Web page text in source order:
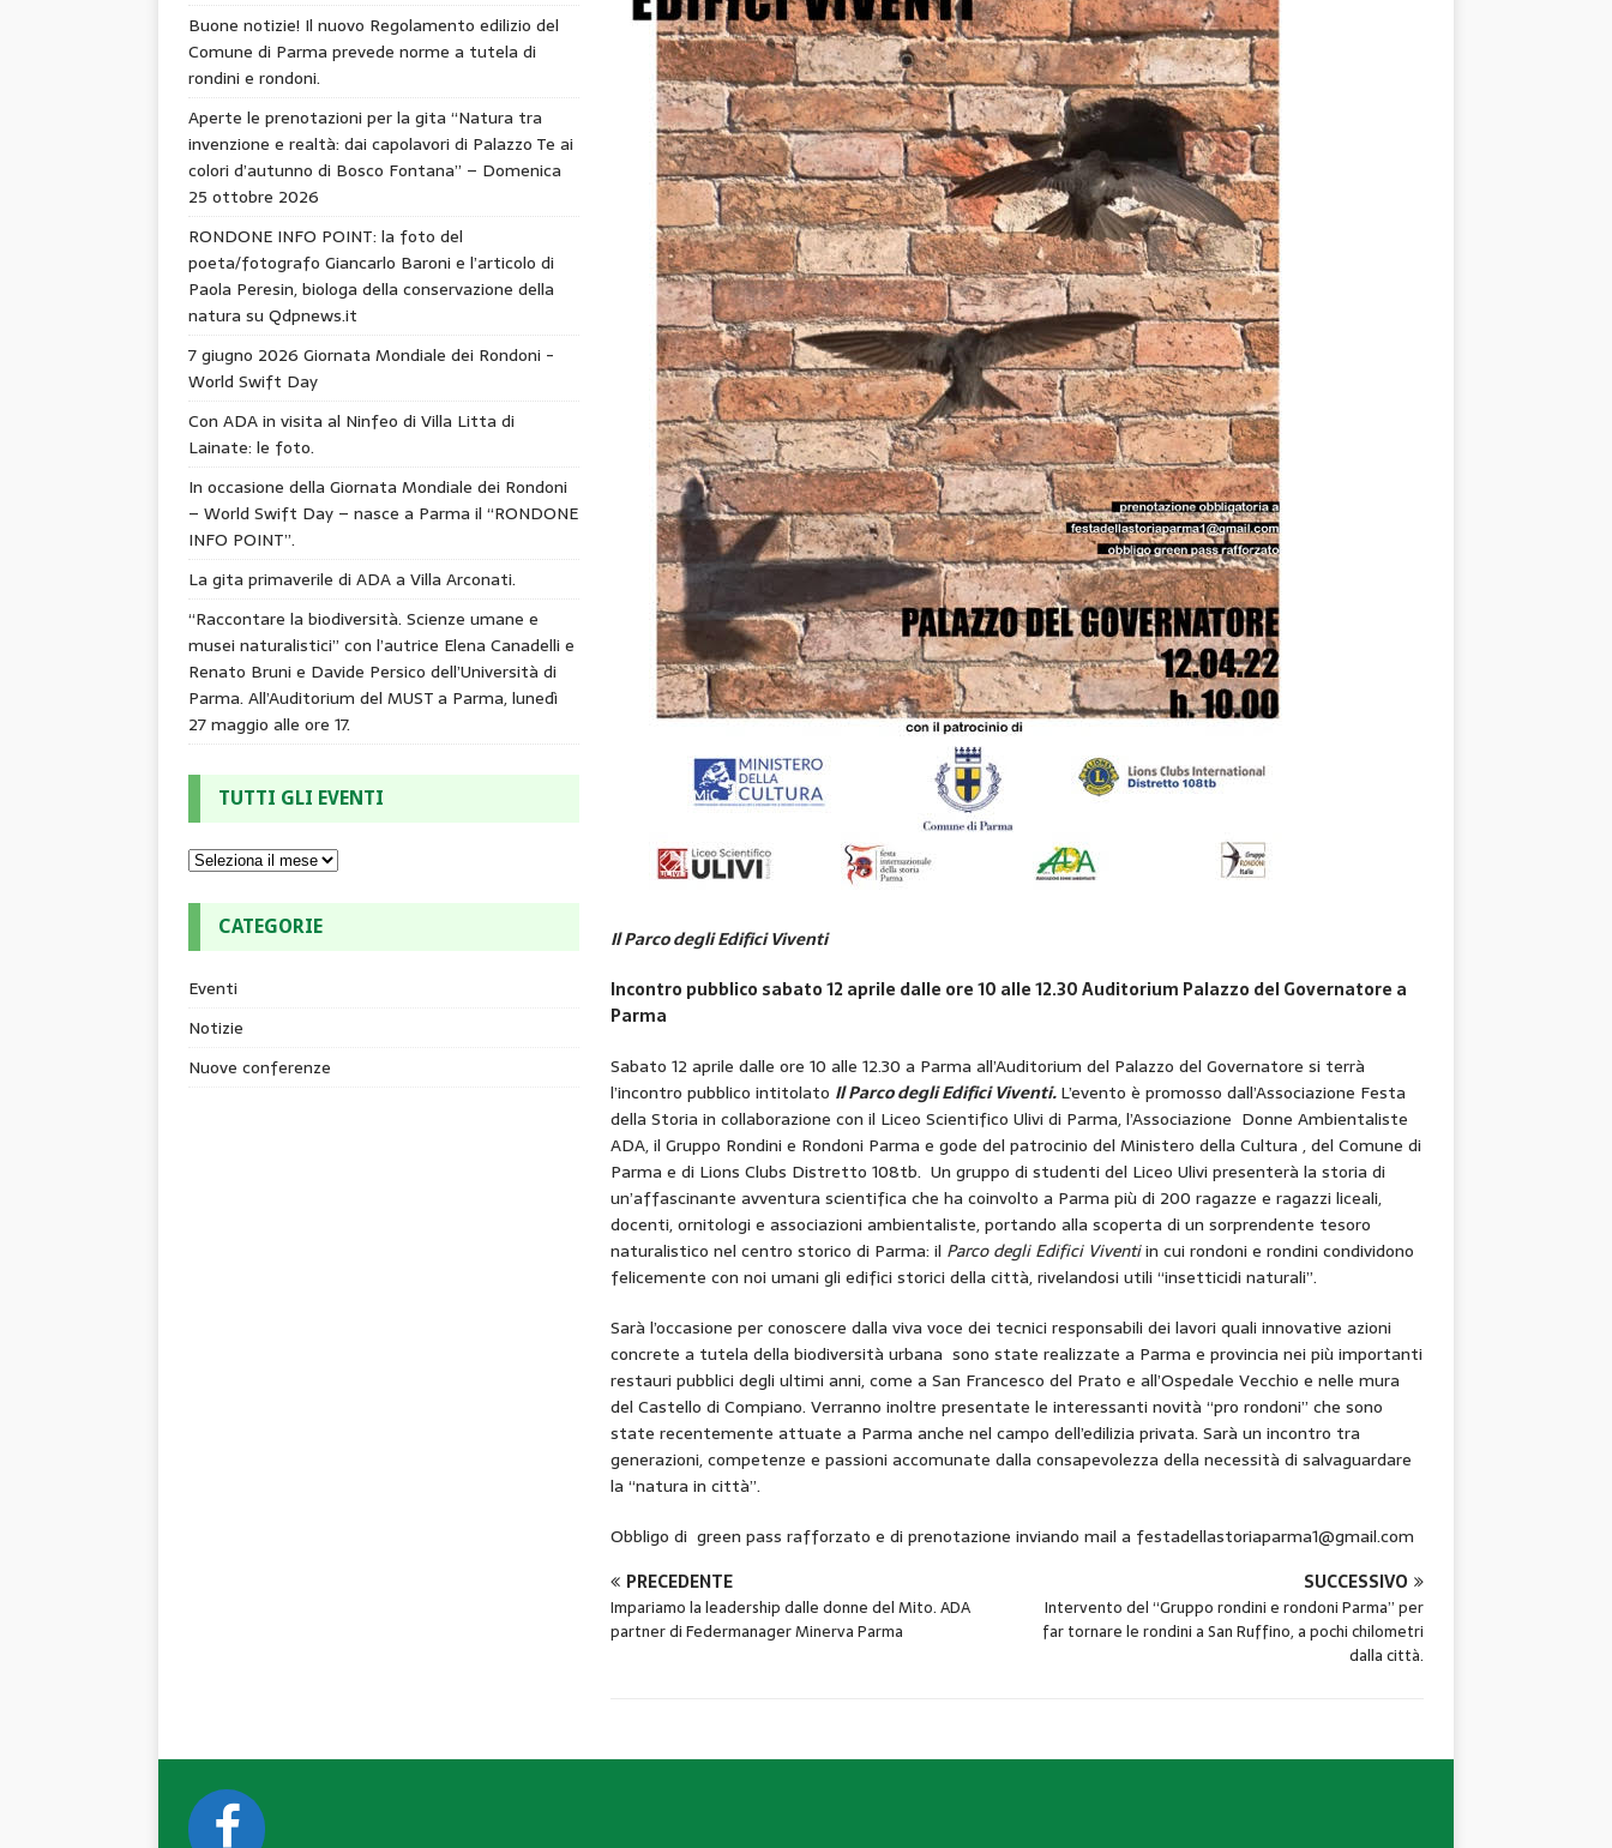
Il Parco degli Edifici Viventi
Incontro pubblico sabato 12 aprile dalle ore 10 alle 12.30 Auditorium Palazzo del Governatore a
Parma
Sabato 12 aprile dalle ore 10 alle 12.30 a Parma all’Auditorium del Palazzo del Governatore si terrà
l’incontro pubblico intitolato Il Parco degli Edifici Viventi.L’evento è promosso dall’Associazione Festa
della Storia in collaborazione con il Liceo Scientifico Ulivi di Parma, l’Associazione Donne Ambientaliste
ADA, il Gruppo Rondini e Rondoni Parma e gode del patrocinio del Ministero della Cultura , del Comune di
Parma e di Lions Clubs Distretto 108tb. Un gruppo di studenti del Liceo Ulivi presenterà la storia di
un’affascinante avventura scientifica che ha coinvolto a Parma più di 200 ragazze e ragazzi liceali,
docenti, ornitologi e associazioni ambientaliste, portando alla scoperta di un sorprendente tesoro
naturalistico nel centro storico di Parma: il Parco degli Edifici Viventiin cui rondoni e rondini condividono
felicemente con noi umani gli edifici storici della città, rivelandosi utili “insetticidi naturali”.
Sarà l’occasione per conoscere dalla viva voce dei tecnici responsabili dei lavori quali innovative azioni
concrete a tutela della biodiversità urbana sono state realizzate a Parma e provincia nei più importanti
restauri pubblici degli ultimi anni, come a San Francesco del Prato e all’Ospedale Vecchio e nelle mura
del Castello di Compiano. Verranno inoltre presentate le interessanti novità “pro rondoni” che sono
state recentemente attuate a Parma anche nel campo dell’edilizia privata. Sarà un incontro tra
generazioni, competenze e passioni accomunate dalla consapevolezza della necessità di salvaguardare
la “natura in città”.
Obbligo di green pass rafforzato e di prenotazione inviando mail a festadellastoriaparma1@gmail.com
PRECEDENTE
Impariamo la leadership dalle donne del Mito. ADA
partner di Federmanager Minerva Parma
SUCCESSIVO
Intervento del “Gruppo rondini e rondoni Parma” per
far tornare le rondini a San Ruffino, a pochi chilometri
dalla città.
Buone notizie! Il nuovo Regolamento edilizio del
Comune di Parma prevede norme a tutela di
rondini e rondoni.
Aperte le prenotazioni per la gita “Natura tra
invenzione e realtà: dai capolavori di Palazzo Te ai
colori d’autunno di Bosco Fontana” – Domenica
25 ottobre 2026
RONDONE INFO POINT: la foto del
poeta/fotografo Giancarlo Baroni e l’articolo di
Paola Peresin, biologa della conservazione della
natura su Qdpnews.it
7 giugno 2026 Giornata Mondiale dei Rondoni -
World Swift Day
Con ADA in visita al Ninfeo di Villa Litta di
Lainate: le foto.
In occasione della Giornata Mondiale dei Rondoni
– World Swift Day – nasce a Parma il “RONDONE
INFO POINT”.
La gita primaverile di ADA a Villa Arconati.
“Raccontare la biodiversità. Scienze umane e
musei naturalistici” con l’autrice Elena Canadelli e
Renato Bruni e Davide Persico dell’Università di
Parma. All’Auditorium del MUST a Parma, lunedì
27 maggio alle ore 17.
TUTTI GLI EVENTI
CATEGORIE
Eventi
Notizie
Nuove conferenze